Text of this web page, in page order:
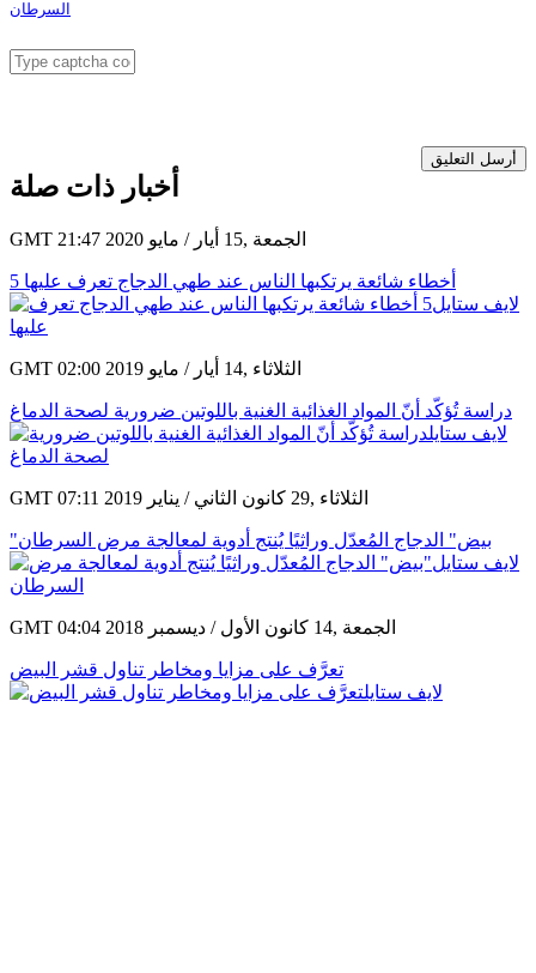
أرسل التعليق
أخبار ذات صلة
GMT 21:47 2020 الجمعة ,15 أيار / مايو
5 أخطاء شائعة يرتكبها الناس عند طهي الدجاج تعرف عليها
GMT 02:00 2019 الثلاثاء ,14 أيار / مايو
دراسة تُؤكّد أنّ المواد الغذائية الغنية باللوتين ضرورية لصحة الدماغ
GMT 07:11 2019 الثلاثاء ,29 كانون الثاني / يناير
"بيض" الدجاج المُعدّل وراثيًا يُنتج أدوية لمعالجة مرض السرطان
GMT 04:04 2018 الجمعة ,14 كانون الأول / ديسمبر
تعرَّف على مزايا ومخاطر تناول قشر البيض